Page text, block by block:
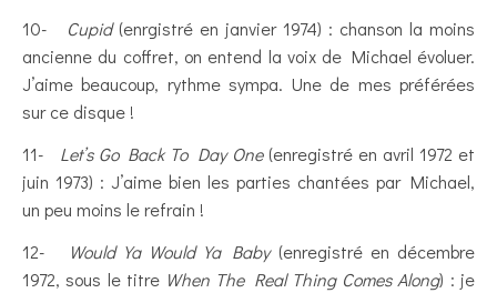
10- Cupid(enrgistré en janvier 1974) : chanson la moins
ancienne du coffret, on entend la voix de Michael évoluer.
J’aime beaucoup, rythme sympa. Une de mes préférées
sur ce disque !
11- Let’s Go Back To Day One(enregistré en avril 1972 et
juin 1973) : J’aime bien les parties chantées par Michael,
un peu moins le refrain !
12-
Would Ya Would Ya Baby(enregistré en décembre
1972, sous le titre When The Real Thing Comes Along) : je